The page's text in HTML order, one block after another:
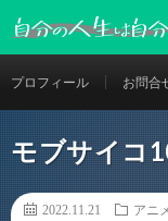
プロフィール お問合
モブサイコ
2022.11.21
アニ